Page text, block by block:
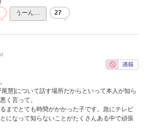
うーん… 27
慧]について話す場所だからといって本人が知ら
く言って。
までとても時間がかかった子です。急にテレビ
になって知らないことがたくさんある中で頑張